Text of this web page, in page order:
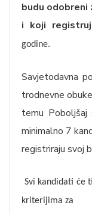
budu odobreni
i koji
godine.
Savjetodavna
trodnevne
temu Poboljšaj
minimalno 7
registriraju svoj
Svi kandidati će
kriterijima za